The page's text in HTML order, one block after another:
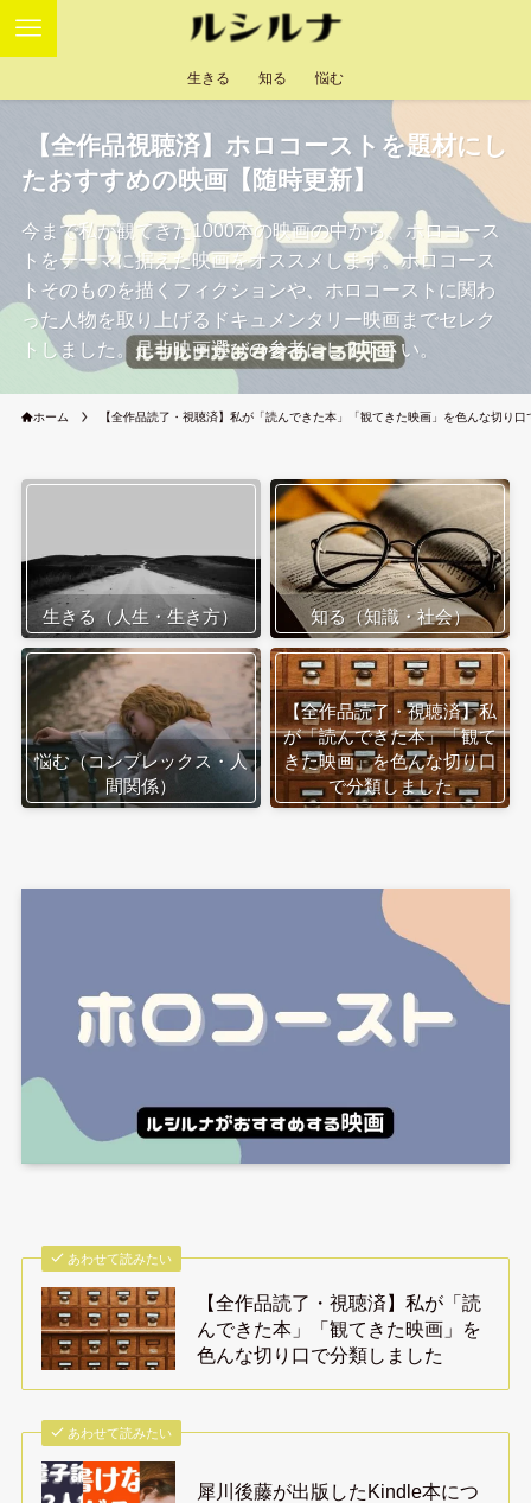
生きる 知る 悩む
【全作品視聴済】ホロコーストを題材にし
たおすすめの映画【随時更新】
今まで私が観てきた1000本の映画の中から、ホロコース
トをテーマに据えた映画をオススメします。ホロコース
トそのものを描くフィクションや、ホロコーストに関わ
った人物を取り上げるドキュメンタリー映画までセレク
トしました。是非映画選びの参考にして下さい。
ホーム 【全作品読了・視聴済】私が「読んできた本」「観てきた映画」を色んな切り口
生きる（人生・生き方） 知る（知識・社会）
悩む（コンプレックス・人
間関係）
【全作品読了・視聴済】私
が「読んできた本」「観て
きた映画」を色んな切り口
で分類しました
あわせて読みたい
【全作品読了・視聴済】私が「読
んできた本」「観てきた映画」を
色んな切り口で分類しました
あわせて読みたい
犀川後藤が出版したKindle本につ